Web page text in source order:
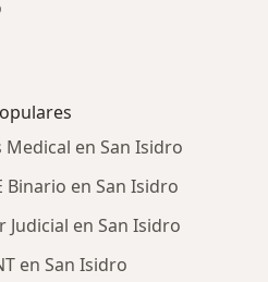
en San Isidro
Binario en San Isidro
Judicial en San Isidro
en San Isidro